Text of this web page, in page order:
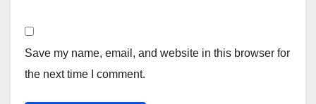
Save my name, email, and website in this browser for
the next time I comment.